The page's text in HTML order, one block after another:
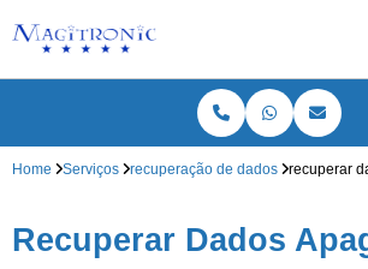
Home Serviços recuperação de dados recuperar
Recuperar Dados